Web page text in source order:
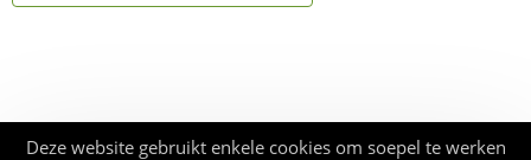
Deze website gebruikt enkele cookies om soepel te werken